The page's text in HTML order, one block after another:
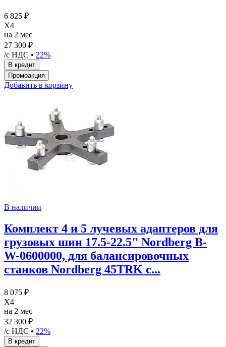
6 825 ₽
X4
на 2 мес
27 300 ₽
/с НДС • 22%
Добавить в корзину
В наличии
Комплект 4 и 5 лучевых адаптеров для
грузовых шин 17.5-22.5" Nordberg B-
W-0600000, для балансировочных
станков Nordberg 45TRK с...
8 075 ₽
X4
на 2 мес
32 300 ₽
/с НДС • 22%